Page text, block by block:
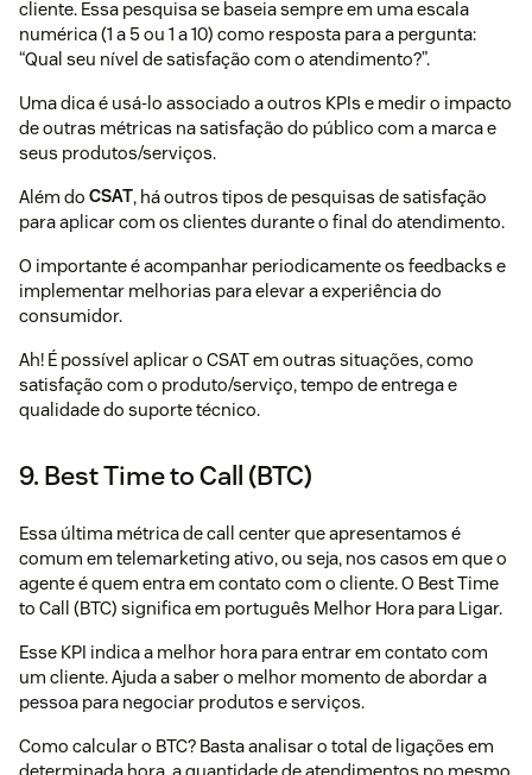
cliente. Essa pesquisa se baseia sempre em uma escala
numérica (1 a 5 ou 1 a 10) como resposta para a pergunta:
“Qual seu nível de satisfação com o atendimento?”.
Uma dica é usá-lo associado a outros KPIs e medir o impacto
de outras métricas na satisfação do público com a marca e
seus produtos/serviços.
Além do CSAT, há outros tipos de pesquisas de satisfação
para aplicar com os clientes durante o final do atendimento.
O importante é acompanhar periodicamente os feedbacks e
implementar melhorias para elevar a experiência do
consumidor.
Ah! É possível aplicar o CSAT em outras situações, como
satisfação com o produto/serviço, tempo de entrega e
qualidade do suporte técnico.
9. Best Time to Call (BTC)
Essa última métrica de call center que apresentamos é
comum em telemarketing ativo, ou seja, nos casos em que o
agente é quem entra em contato com o cliente. O Best Time
to Call (BTC) significa em português Melhor Hora para Ligar.
Esse KPI indica a melhor hora para entrar em contato com
um cliente. Ajuda a saber o melhor momento de abordar a
pessoa para negociar produtos e serviços.
Como calcular o BTC? Basta analisar o total de ligações em
determinada hora, a quantidade de atendimentos no mesmo